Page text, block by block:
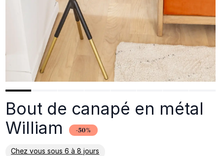
Bout de canapé en métal
William
-50%
Chez vous sous 6 à 8 jours
En savoir plus sur la livraison